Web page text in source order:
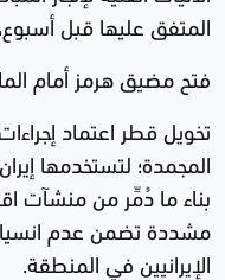
المتفق عليها قبل
فتح مضيق هرمز أمام
تخويل قطر اعتماد
المجمدة؛ لتستخدمها
بناء ما دُمِّر من منشآت
مشددة تضمن عدم
الإيرانيين في المنطقة.